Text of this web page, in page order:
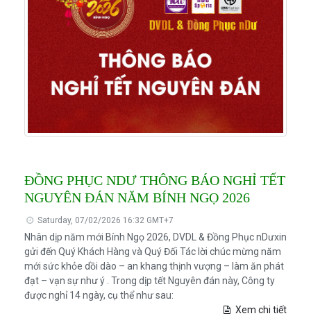
ĐỒNG PHỤC NDƯ THÔNG BÁO NGHỈ TẾT
NGUYÊN ĐÁN NĂM BÍNH NGỌ 2026
Saturday, 07/02/2026 16:32 GMT+7
Nhân dịp năm mới Bính Ngọ 2026, DVDL & Đồng Phục nDưxin
gửi đến Quý Khách Hàng và Quý Đối Tác lời chúc mừng năm
mới sức khỏe dồi dào – an khang thịnh vượng – làm ăn phát
đạt – vạn sự như ý . Trong dịp tết Nguyên đán này, Công ty
được nghỉ 14 ngày, cụ thể như sau:
Xem chi tiết